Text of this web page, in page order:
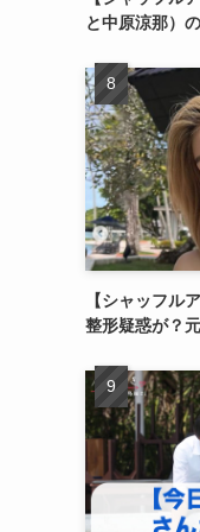
と中原涼那）
【シャッフル
整形疑惑が？